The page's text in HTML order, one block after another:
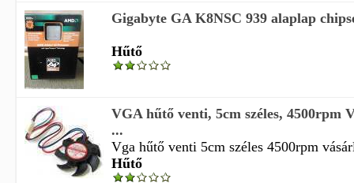
Gigabyte GA K8NSC 939 alaplap
Hűtő
VGA hűtő venti, 5cm széles, 4500rpm
...
Vga hűtő venti 5cm széles 4500rpm
Hűtő